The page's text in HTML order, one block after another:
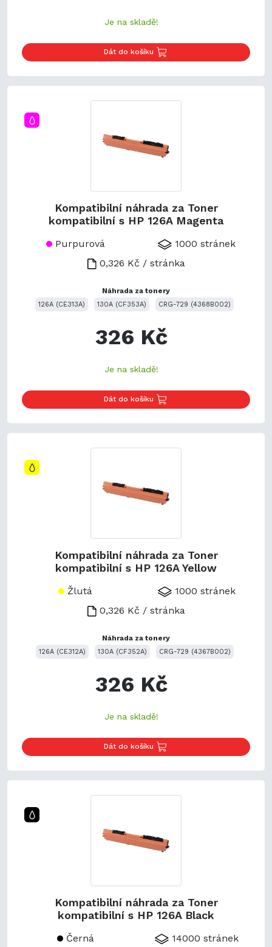
Je na skladě!
Dát do košíku
Kompatibilní náhrada za Toner
kompatibilní s HP 126A Magenta
Purpurová
1000 stránek
0,326 Kč / stránka
Náhrada za tonery
126A (CE313A) 130A (CF353A) CRG-729 (4368B002)
326 Kč
Je na skladě!
Dát do košíku
Kompatibilní náhrada za Toner
kompatibilní s HP 126A Yellow
Žlutá
1000 stránek
0,326 Kč / stránka
Náhrada za tonery
126A (CE312A) 130A (CF352A) CRG-729 (4367B002)
326 Kč
Je na skladě!
Dát do košíku
Kompatibilní náhrada za Toner
kompatibilní s HP 126A Black
Černá
14000 stránek